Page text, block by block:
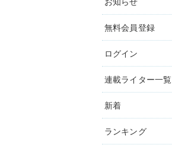
無料会員登録
ログイン
連載ライター一覧
新着
ランキング